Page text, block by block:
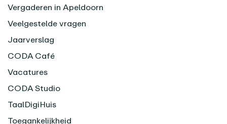
Vergaderen in Apeldoorn
Veelgestelde vragen
Jaarverslag
CODA Café
Vacatures
CODA Studio
TaalDigiHuis
Toegankelijkheid